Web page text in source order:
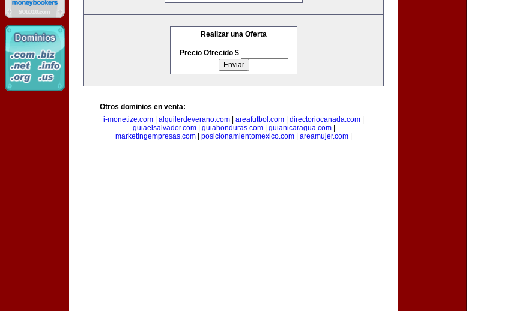
Realizar una Oferta
Precio Ofrecido $
Otros dominios en venta:
i-monetize.com
alquilerdeverano.com areafutbol.com directoriocanada.com
guiaelsalvador.com| guiahonduras.com| guianicaragua.com|
marketingempresas.com
posicionamientomexico.com areamujer.com